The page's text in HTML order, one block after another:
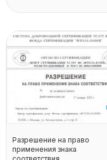
Разрешение на право
применения знака